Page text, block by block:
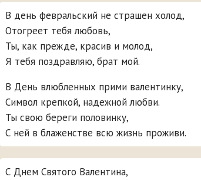
В день февральский не страшен холод,
Отогреет тебя любовь,
Ты, как прежде, красив и молод,
Я тебя поздравляю, брат мой.
В День влюбленных прими валентинку,
Символ крепкой, надежной любви.
Ты свою береги половинку,
С ней в блаженстве всю жизнь проживи.
С Днем Святого Валентина,